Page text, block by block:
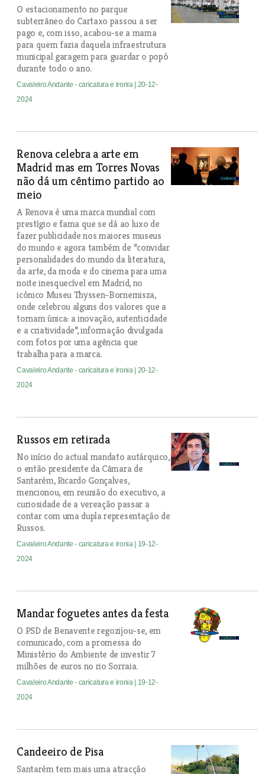
O estacionamento no parque
subterrâneo do Cartaxo passou a ser
pago e, com isso, acabou-se a mama
para quem fazia daquela infraestrutura
municipal garagem para guardar o popó
durante todo o ano.
Cavaleiro Andante - caricatura e ironia | 20-12-
2024
Renova celebra a arte em
Madrid mas em Torres Novas
não dá um cêntimo partido ao
meio
A Renova é uma marca mundial com
prestígio e fama que se dá ao luxo de
fazer publicidade nos maiores museus
do mundo e agora também de “convidar
personalidades do mundo da literatura,
da arte, da moda e do cinema para uma
noite inesquecível em Madrid, no
icónico Museu Thyssen-Bornemisza,
onde celebrou alguns dos valores que a
tornam única: a inovação, autenticidade
e a criatividade”, informação divulgada
com fotos por uma agência que
trabalha para a marca.
Cavaleiro Andante - caricatura e ironia | 20-12-
2024
Russos em retirada
No início do actual mandato autárquico,
o então presidente da Câmara de
Santarém, Ricardo Gonçalves,
mencionou, em reunião do executivo, a
curiosidade de a vereação passar a
contar com uma dupla representação de
Russos.
Cavaleiro Andante - caricatura e ironia
| 19-12-
2024
Mandar foguetes antes da festa
O PSD de Benavente regozijou-se, em
comunicado, com a promessa do
Ministério do Ambiente de investir 7
milhões de euros no rio Sorraia.
Cavaleiro Andante - caricatura e ironia
| 19-12-
2024
Candeeiro de Pisa
Santarém tem mais uma atracção